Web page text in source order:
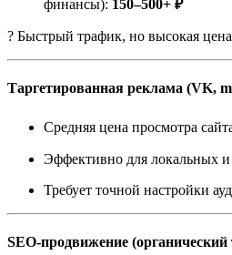
финансы): 150–500+ ₽
? Быстрый трафик, но высокая
Таргетированная реклама (VK,
Средняя цена просмотра
Эффективно для локальных
Требует точной настройки
SEO-продвижение